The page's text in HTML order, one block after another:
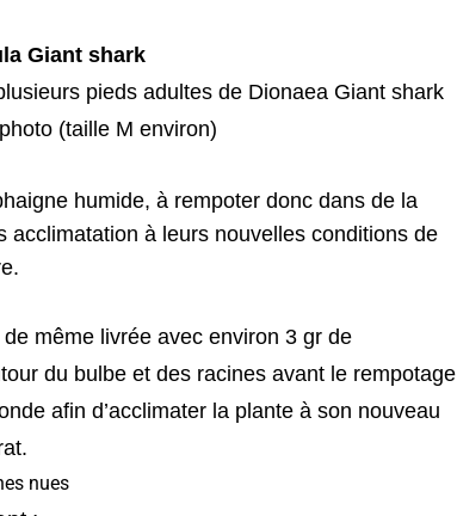
Giant shark
pieds adultes de Dionaea Giant shark
(taille M environ)
humide, à rempoter donc dans de la
à leurs nouvelles conditions de
de même livrée avec environ 3 gr de
du bulbe et des racines avant le rempotage
afin d’acclimater la plante à son nouveau
nues